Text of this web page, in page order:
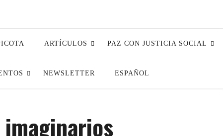
ARTÍCULOS PAZ CON JUSTICIA SOCIAL
NEWSLETTER ESPAÑOL
imaginarios